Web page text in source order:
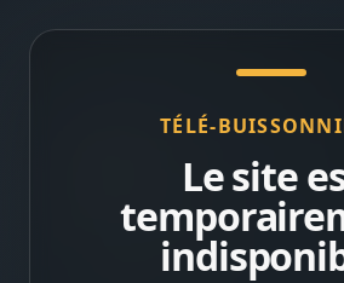
TÉLÉ-
Le site